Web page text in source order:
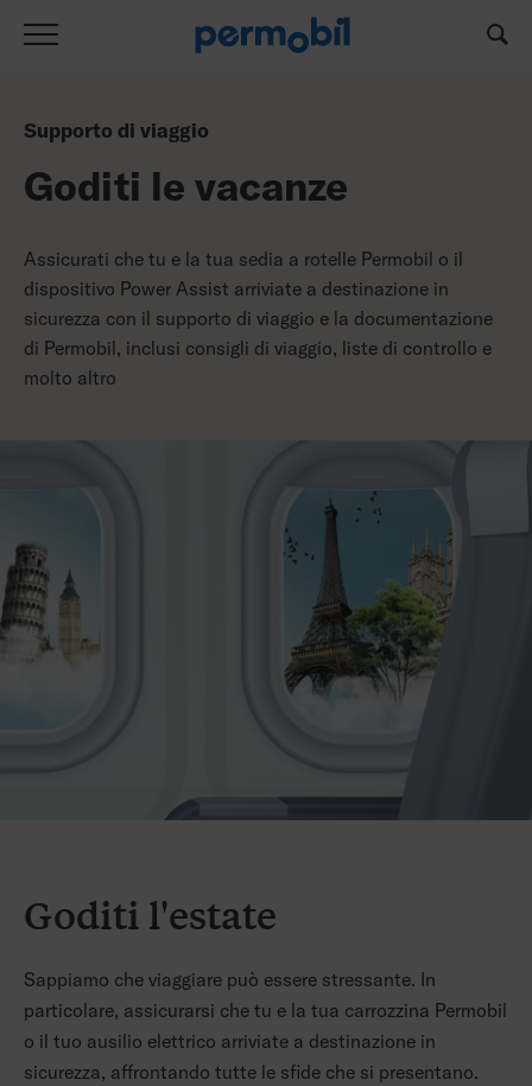
Supporto di viaggio
Goditi le vacanze
Assicurati che tu e la tua sedia a rotelle Permobil o il
dispositivo Power Assist arriviate a destinazione in
sicurezza con il supporto di viaggio e la documentazione
di Permobil, inclusi consigli di viaggio, liste di controllo e
molto altro
Goditi l'estate
Sappiamo che viaggiare può essere stressante. In
particolare, assicurarsi che tu e la tua carrozzina Permobil
o il tuo ausilio elettrico arriviate a destinazione in
sicurezza, affrontando tutte le sfide che si presentano.